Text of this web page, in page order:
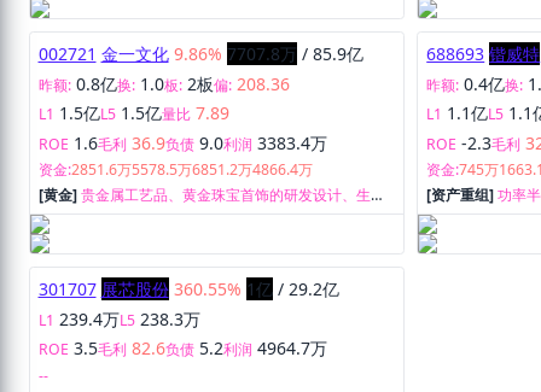
002721 金一文化 9.86% 7707.8万 / 85.9亿
昨额: 0.8亿换: 1.0板: 2板偏: 208.36
L1 1.5亿L5 1.5亿量比 7.89
ROE 1.6毛利 36.9负债 9.0利润 3383.4万
资金:2851.6万5578.5万6851.2万4866.4万
[黄金]贵金属工艺品、黄金珠宝首饰的研发设计、生产
加工及销售。
688693 锴威特
昨额: 0.4亿换:
L1 1.1亿L5 1.1
ROE -2.3毛利
资金:745万
[资产重组]功率
技术服务。
301707 展芯股份 360.55% 1亿 / 29.2亿
L1 239.4万L5 238.3万
ROE 3.5毛利 82.6负债 5.2利润 4964.7万
--